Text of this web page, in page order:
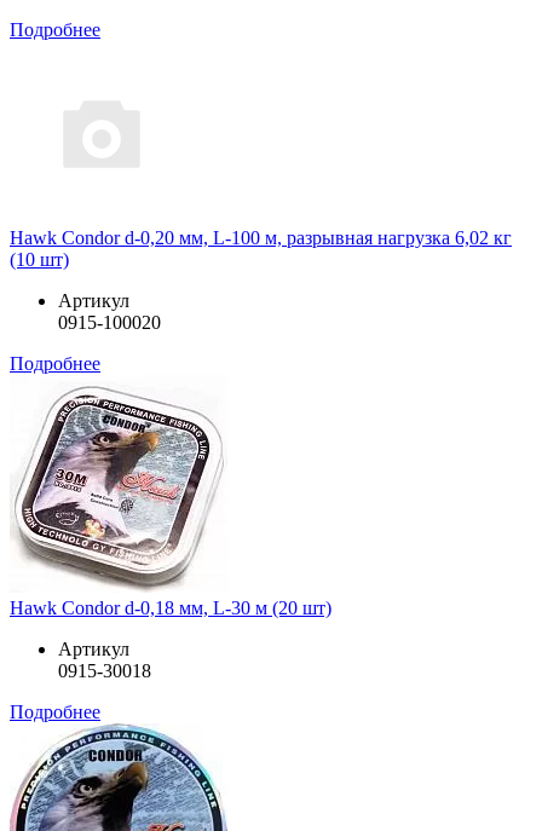
Подробнее
Hawk Condor d-0,20 мм, L-100 м, разрывная нагрузка 6,02 кг
(10 шт)
Артикул
0915-100020
Подробнее
Hawk Condor d-0,18 мм, L-30 м (20 шт)
Артикул
0915-30018
Подробнее